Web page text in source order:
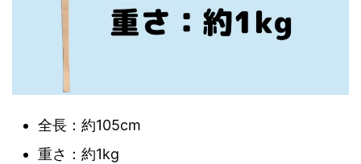
全長：約105cm
重さ：約1kg